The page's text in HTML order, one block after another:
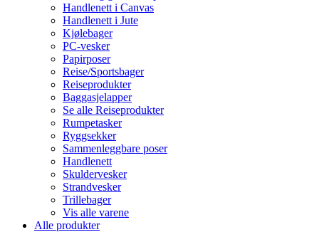
Handlenett i Canvas
Handlenett i Jute
Kjølebager
PC-vesker
Papirposer
Reise/Sportsbager
Reiseprodukter
Baggasjelapper
Se alle Reiseprodukter
Rumpetasker
Ryggsekker
Sammenleggbare poser
Handlenett
Skuldervesker
Strandvesker
Trillebager
Vis alle varene
Alle produkter